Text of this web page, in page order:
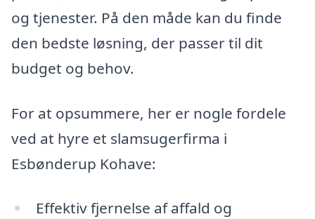
og tjenester. På den måde kan du finde
den bedste løsning, der passer til dit
budget og behov.
For at opsummere, her er nogle fordele
ved at hyre et slamsugerfirma i
Esbønderup Kohave:
Effektiv fjernelse af affald og